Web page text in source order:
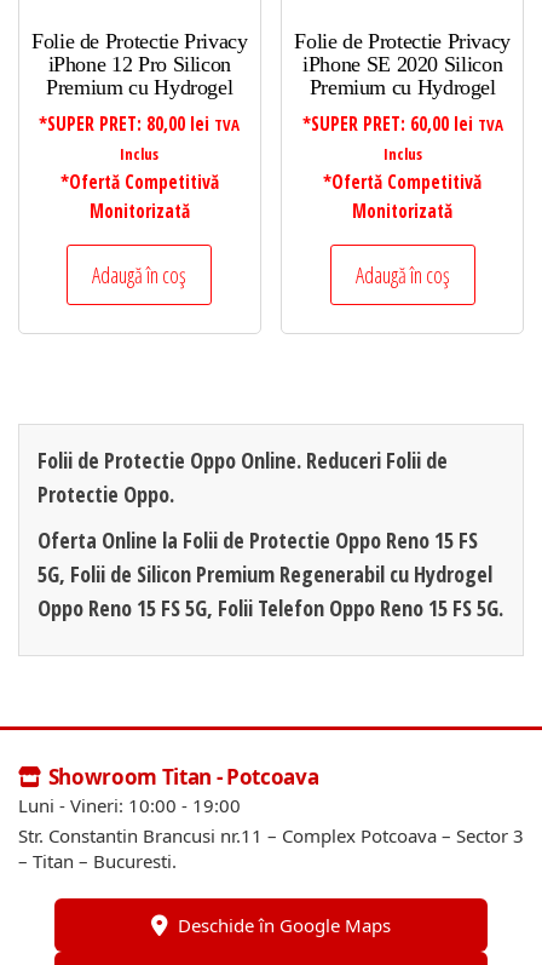
Folie de Protectie Privacy
iPhone 12 Pro Silicon
Premium cu Hydrogel
*SUPER PRET: 80,00 lei TVA
Inclus
*Ofertă Competitivă
Monitorizată
Adaugă în coș
Folie de Protectie Privacy
iPhone SE 2020 Silicon
Premium cu Hydrogel
*SUPER PRET: 60,00 lei TVA
Inclus
*Ofertă Competitivă
Monitorizată
Adaugă în coș
Folii de Protectie Oppo Online. Reduceri Folii de
Protectie Oppo.
Oferta Online la Folii de Protectie Oppo Reno 15 FS
5G, Folii de Silicon Premium Regenerabil cu Hydrogel
Oppo Reno 15 FS 5G, Folii Telefon Oppo Reno 15 FS 5G.
Showroom Titan - Potcoava
Luni - Vineri: 10:00 - 19:00
Str. Constantin Brancusi nr.11 – Complex Potcoava – Sector 3
– Titan – Bucuresti.
Deschide în Google Maps